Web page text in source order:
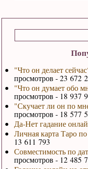
"Что он делает
просмотров - 23 672
"Что он думает обо
просмотров - 18 937
"Скучает ли он по
просмотров - 18 577
Да-Нет гадание
Личная карта Таро
13 611 793
Совместимость по
просмотров - 12 485